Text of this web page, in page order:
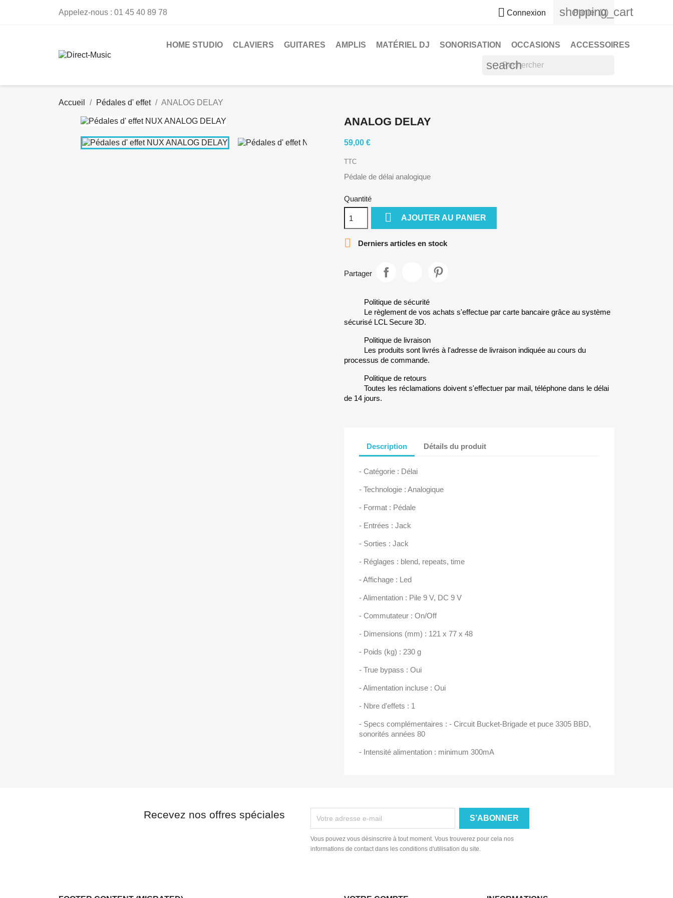
Appelez-nous : 01 45 40 89 78  Connexion shopping_cart
Panier (0)
HOME STUDIO CLAVIERS GUITARES AMPLIS MATÉRIEL DJ SONORISATION OCCASIONS ACCESSOIRES
search
Accueil Pédales d' effet ANALOG DELAY
ANALOG DELAY
59,00 €
TTC
Pédale de délai analogique
Quantité
 AJOUTER AU PANIER
 Derniers articles en stock
Partager
Politique de sécurité
Le règlement de vos achats s'effectue par carte bancaire grâce au système
sécurisé LCL Secure 3D.
Politique de livraison
Les produits sont livrés à l'adresse de livraison indiquée au cours du
processus de commande.
Politique de retours
Toutes les réclamations doivent s'effectuer par mail, téléphone dans le délai
de 14 jours.
Description Détails du produit
- Catégorie : Délai
- Technologie : Analogique
- Format : Pédale
- Entrées : Jack
- Sorties : Jack
- Réglages : blend, repeats, time
- Affichage : Led
- Alimentation : Pile 9 V, DC 9 V
- Commutateur : On/Off
- Dimensions (mm) : 121 x 77 x 48
- Poids (kg) : 230 g
- True bypass : Oui
- Alimentation incluse : Oui
- Nbre d'effets : 1
- Specs complémentaires : - Circuit Bucket-Brigade et puce 3305 BBD,
sonorités années 80
- Intensité alimentation : minimum 300mA
Recevez nos offres spéciales
Vous pouvez vous désinscrire à tout moment. Vous trouverez pour cela nos
informations de contact dans les conditions d'utilisation du site.